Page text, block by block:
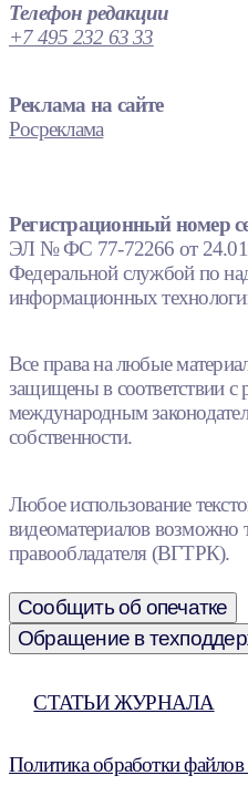
Телефон редакции
+7 495 232 63 33
Реклама на сайте
Росреклама
Регистрационный номер
ЭЛ № ФС 77-72266 от
Федеральной службой по
информационных
Все права на любые
защищены в соответствии с
международным
собственности.
Любое использование
видеоматериалов возможно
правообладателя (ВГТРК).
Сообщить об опечатке
Обращение в
СТАТЬИ ЖУРНАЛА
Политика обработки